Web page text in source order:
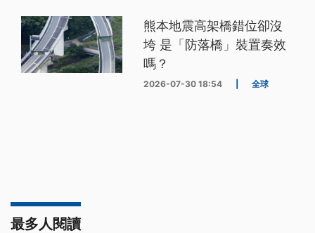
熊本地震高架橋錯位卻沒
垮 是「防落橋」裝置奏效
嗎？
2026-07-30 18:54 全球
最多人閱讀